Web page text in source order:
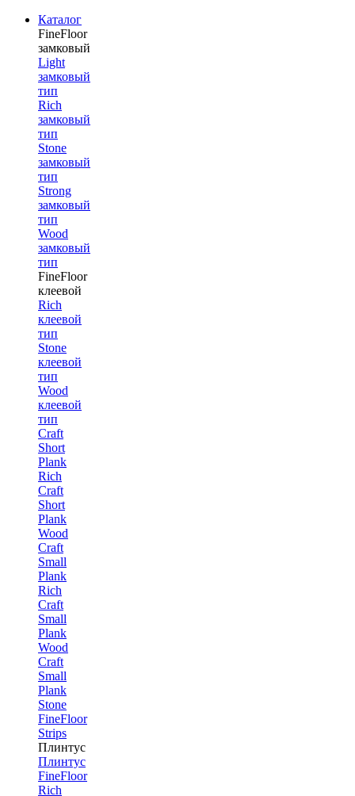
Каталог
FineFloor
замковый
Light
замковый
тип
Rich
замковый
тип
Stone
замковый
тип
Strong
замковый
тип
Wood
замковый
тип
FineFloor
клеевой
Rich
клеевой
тип
Stone
клеевой
тип
Wood
клеевой
тип
Craft
Short
Plank
Rich
Craft
Short
Plank
Wood
Craft
Small
Plank
Rich
Craft
Small
Plank
Wood
Craft
Small
Plank
Stone
FineFloor
Strips
Плинтус
Плинтус
FineFloor
Rich